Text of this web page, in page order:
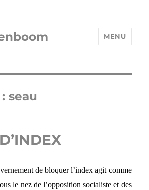
MENU
:seau
de bloquer l’index agit comme
le nez de l’opposition socialiste et des